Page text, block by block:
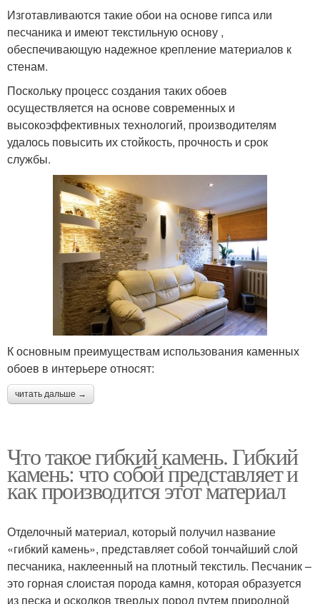
Изготавливаются такие обои на основе гипса или
песчаника и имеют текстильную основу ,
обеспечивающую надежное крепление материалов к
стенам.
Поскольку процесс создания таких обоев
осуществляется на основе современных и
высокоэффективных технологий, производителям
удалось повысить их стойкость, прочность и срок
службы.
К основным преимуществам использования каменных
обоев в интерьере относят:
читать дальше →
Что такое гибкий камень. Гибкий
камень: что собой представляет и
как производится этот материал
Отделочный материал, который получил название
«гибкий камень», представляет собой тончайший слой
песчаника, наклеенный на плотный текстиль. Песчаник –
это горная слоистая порода камня, которая образуется
из песка и осколков твердых пород путем природной